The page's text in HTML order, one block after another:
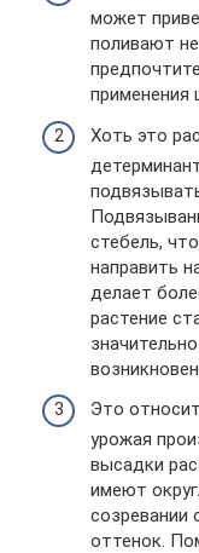
может
поливают
применения
Хоть это
стебель,
направить
делает
растение
Это
урожая
высадки
имеют
созревании
оттенок.